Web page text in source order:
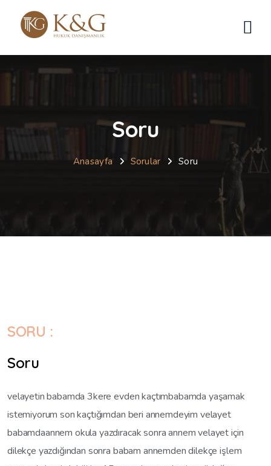
Soru
Anasayfa Sorular Soru
SORU :
Soru
velayetin babamda 3kere evden kaçtımbabamda yaşamak
istemiyorum son kaçtığımdan beri annemdeyim velayet
babamdaannem okula yazdıracak sonra annem velayet için
dilekçe yazdığından sonra babam annemden dilekçe işlem